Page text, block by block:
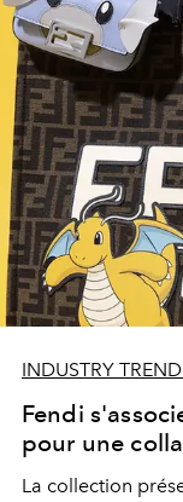
INDUSTRY
Fendi
pour une
La collection